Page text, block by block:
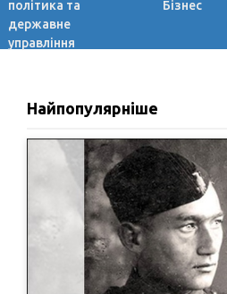
політика та
державне
управління
Бізнес
Найпопулярніше